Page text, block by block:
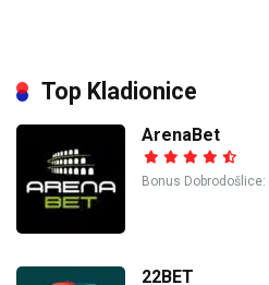
Top Kladionice
ArenaBet
Bonus Dobrodošlice:
22BET